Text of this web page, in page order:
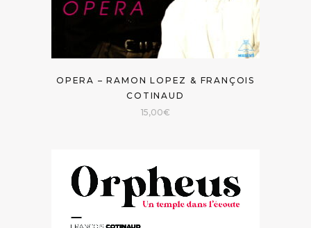
OPERA – RAMON LOPEZ & FRANÇOIS
COTINAUD
15,00€